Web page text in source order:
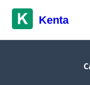
content
Kenta